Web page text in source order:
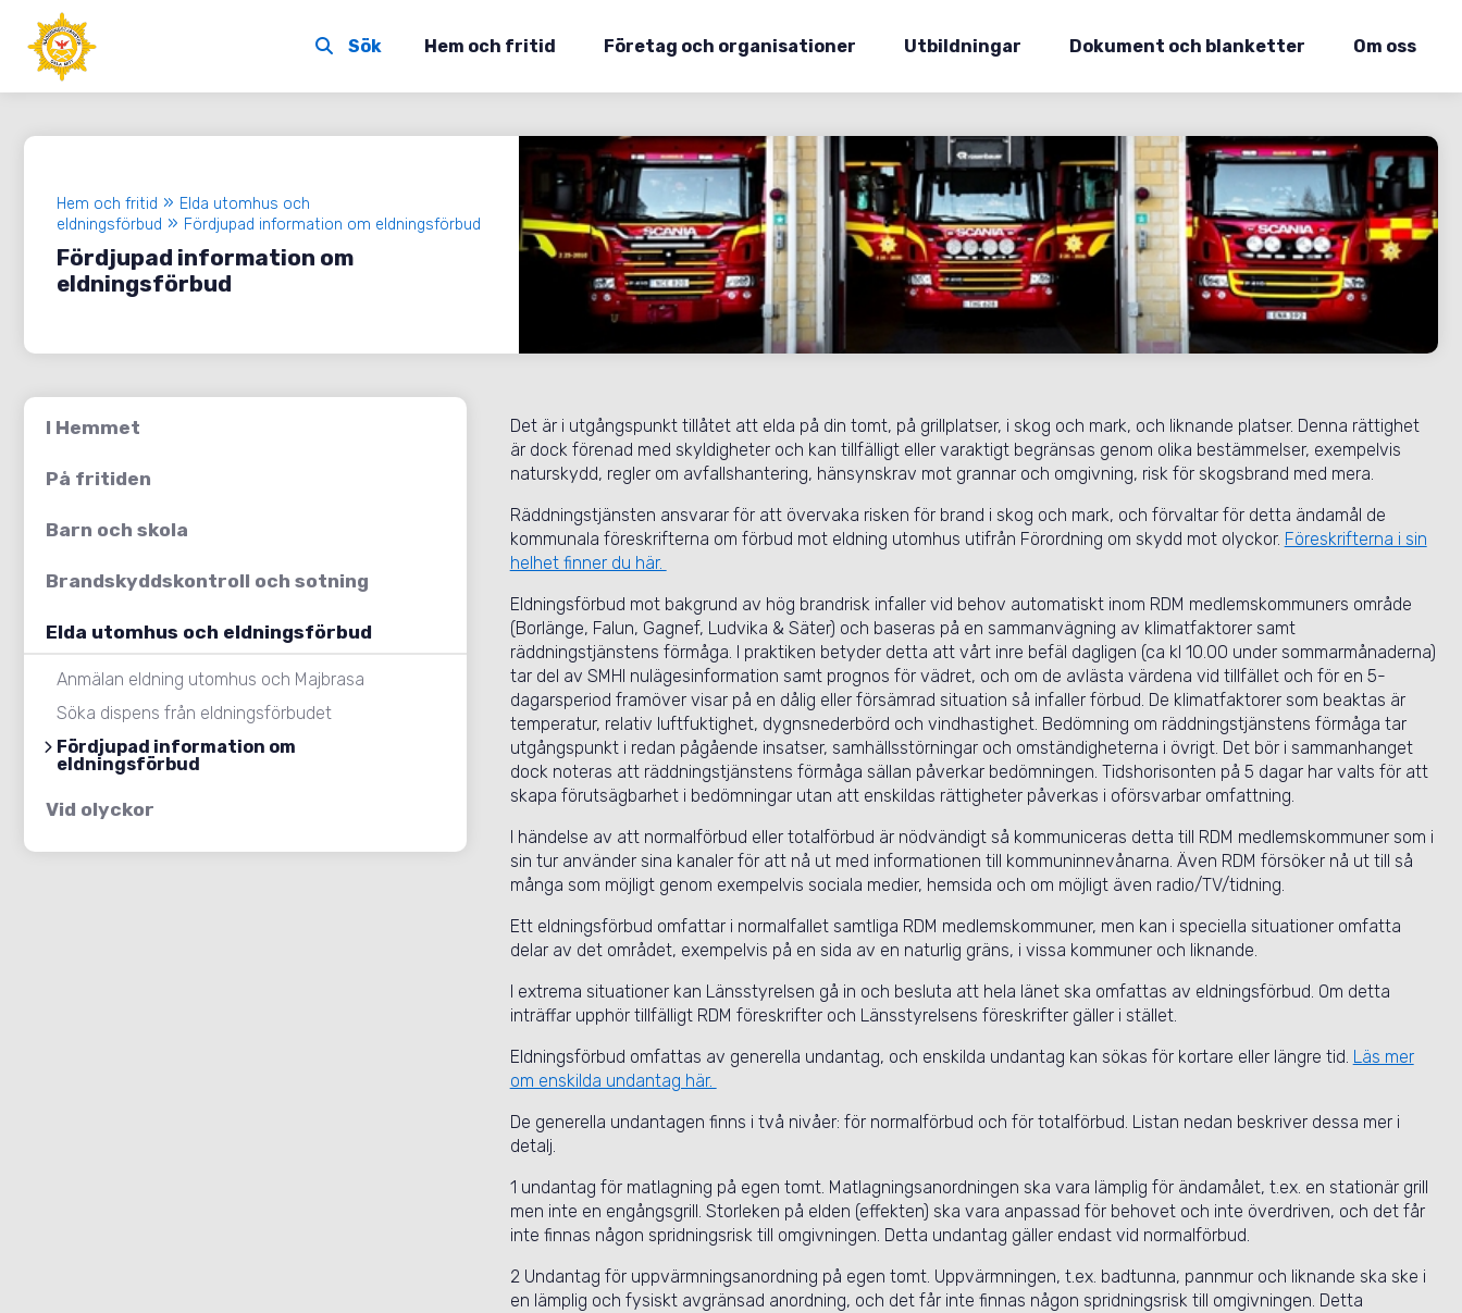
Hem och fritid Företag och organisationer Utbildningar Dokument och blanketter Om oss
Hem och fritid
Elda utomhus och
eldningsförbud
Fördjupad information om eldningsförbud
Fördjupad information om
eldningsförbud
I Hemmet
På fritiden
Barn och skola
Brandskyddskontroll och sotning
Elda utomhus och eldningsförbud
Anmälan eldning utomhus och Majbrasa
Söka dispens från eldningsförbudet
Fördjupad information om
eldningsförbud
Vid olyckor
Det är i utgångspunkt tillåtet att elda på din tomt, på grillplatser, i skog och mark, och liknande platser. Denna rättighet
är dock förenad med skyldigheter och kan tillfälligt eller varaktigt begränsas genom olika bestämmelser, exempelvis
naturskydd, regler om avfallshantering, hänsynskrav mot grannar och omgivning, risk för skogsbrand med mera.
Räddningstjänsten ansvarar för att övervaka risken för brand i skog och mark, och förvaltar för detta ändamål de
kommunala föreskrifterna om förbud mot eldning utomhus utifrån Förordning om skydd mot olyckor. Föreskrifterna i sin
helhet finner du här.
Eldningsförbud mot bakgrund av hög brandrisk infaller vid behov automatiskt inom RDM medlemskommuners område
(Borlänge, Falun, Gagnef, Ludvika & Säter) och baseras på en sammanvägning av klimatfaktorer samt
räddningstjänstens förmåga. I praktiken betyder detta att vårt inre befäl dagligen (ca kl 10.00 under sommarmånaderna)
tar del av SMHI nulägesinformation samt prognos för vädret, och om de avlästa värdena vid tillfället och för en 5-
dagarsperiod framöver visar på en dålig eller försämrad situation så infaller förbud. De klimatfaktorer som beaktas är
temperatur, relativ luftfuktighet, dygnsnederbörd och vindhastighet. Bedömning om räddningstjänstens förmåga tar
utgångspunkt i redan pågående insatser, samhällsstörningar och omständigheterna i övrigt. Det bör i sammanhanget
dock noteras att räddningstjänstens förmåga sällan påverkar bedömningen. Tidshorisonten på 5 dagar har valts för att
skapa förutsägbarhet i bedömningar utan att enskildas rättigheter påverkas i oförsvarbar omfattning.
I händelse av att normalförbud eller totalförbud är nödvändigt så kommuniceras detta till RDM medlemskommuner som i
sin tur använder sina kanaler för att nå ut med informationen till kommuninnevånarna. Även RDM försöker nå ut till så
många som möjligt genom exempelvis sociala medier, hemsida och om möjligt även radio/TV/tidning.
Ett eldningsförbud omfattar i normalfallet samtliga RDM medlemskommuner, men kan i speciella situationer omfatta
delar av det området, exempelvis på en sida av en naturlig gräns, i vissa kommuner och liknande.
I extrema situationer kan Länsstyrelsen gå in och besluta att hela länet ska omfattas av eldningsförbud. Om detta
inträffar upphör tillfälligt RDM föreskrifter och Länsstyrelsens föreskrifter gäller i stället.
Eldningsförbud omfattas av generella undantag, och enskilda undantag kan sökas för kortare eller längre tid. Läs mer
om enskilda undantag här.
De generella undantagen finns i två nivåer: för normalförbud och för totalförbud. Listan nedan beskriver dessa mer i
detalj.
1 undantag för matlagning på egen tomt. Matlagningsanordningen ska vara lämplig för ändamålet, t.ex. en stationär grill
men inte en engångsgrill. Storleken på elden (effekten) ska vara anpassad för behovet och inte överdriven, och det får
inte finnas någon spridningsrisk till omgivningen. Detta undantag gäller endast vid normalförbud.
2 Undantag för uppvärmningsanordning på egen tomt. Uppvärmningen, t.ex. badtunna, pannmur och liknande ska ske i
en lämplig och fysiskt avgränsad anordning, och det får inte finnas någon spridningsrisk till omgivningen. Detta